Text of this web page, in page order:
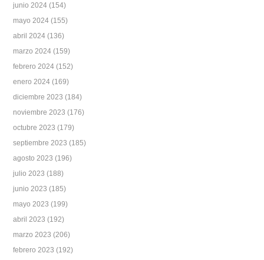
junio 2024 (154)
mayo 2024 (155)
abril 2024 (136)
marzo 2024 (159)
febrero 2024 (152)
enero 2024 (169)
diciembre 2023 (184)
noviembre 2023 (176)
octubre 2023 (179)
septiembre 2023 (185)
agosto 2023 (196)
julio 2023 (188)
junio 2023 (185)
mayo 2023 (199)
abril 2023 (192)
marzo 2023 (206)
febrero 2023 (192)